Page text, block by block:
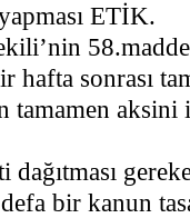
ETİK.
sonrası
tamamen aksini
dağıtması
bir kanun